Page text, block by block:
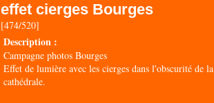
effet cierges Bourges
[474/520]
Description :
Campagne photos Bourges
Effet de lumière avec les cierges dans l'obscurité de la
cathédrale.